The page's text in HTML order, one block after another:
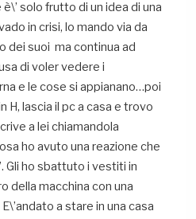
solo frutto di un idea di una
in crisi, lo mando via da
dei suoi ma continua ad
di voler vedere i
e le cose si appianano…poi
H, lascia il pc a casa e trovo
a lei chiamandola
ho avuto una reazione che
Gli ho sbattuto i vestiti in
della macchina con una
a stare in una casa